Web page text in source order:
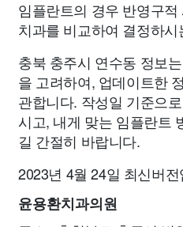
임플란트의 경우 반영구
치과를 비교하여 결정하
충북 충주시 연수동 정보
을 고려하여, 업데이트한
관합니다. 작성일 기준으
시고, 내게 맞는 임플란트
길 간절히 바랍니다.
2023년 4월 24일 최신버
윤용환치과의원